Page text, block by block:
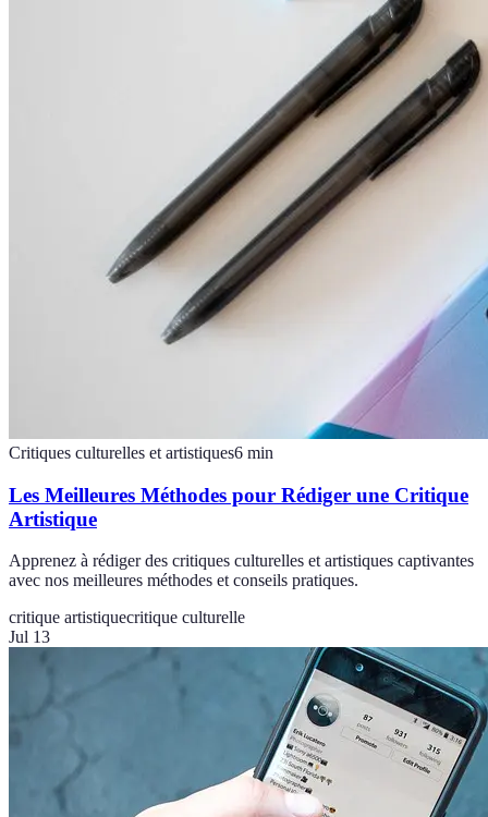
Critiques culturelles et artistiques6 min
Les Meilleures Méthodes pour Rédiger une Critique
Artistique
Apprenez à rédiger des critiques culturelles et artistiques captivantes
avec nos meilleures méthodes et conseils pratiques.
critique artistiquecritique culturelle
Jul 13